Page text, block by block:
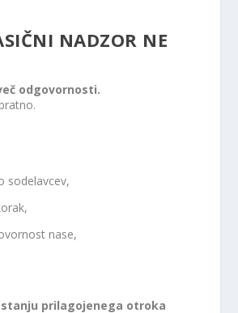
NADZOR NE
odgovornosti.
sodelavcev,
nase,
prilagojenega otroka